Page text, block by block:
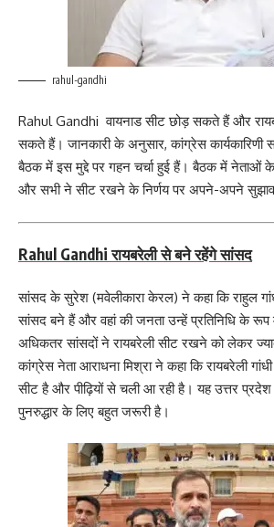
rahul-gandhi
Rahul Gandhi वायनाड सीट छोड़ सकते हैं और
सकते हैं। जानकारी के अनुसार, कांग्रेस कार्यकारिणी
बैठक में इस मुद्दे पर गहन चर्चा हुई हैं। बैठक में नेताओं के
और सभी ने सीट रखने के निर्णय पर अपने-अपने सुझाव
Rahul Gandhi रायबरेली से बने रहेंगे सांसद
सांसद के सुरेश (मवेलीकारा केरल) ने कहा कि राहुल
सांसद बने हैं और वहां की जनता उन्हें प्रतिनिधि के रूप
अधिकतर सांसदों ने रायबरेली सीट रखने को लेकर
कांग्रेस नेता आराधना मिश्रा ने कहा कि रायबरेली गांधी
सीट है और पीढ़ियों से चली आ रही है। यह उत्तर
पुनरुद्धार के लिए बहुत जरूरी है।